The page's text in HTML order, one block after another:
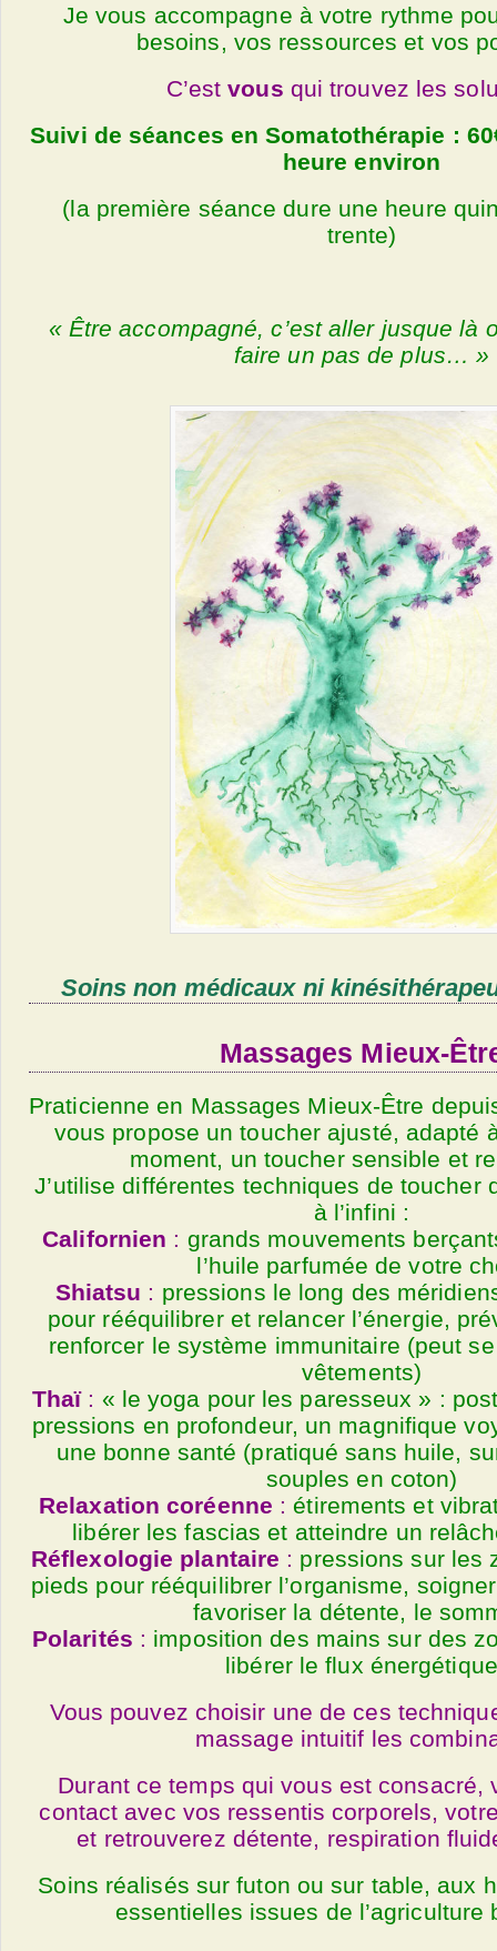
Je vous accompagne à votre rythme
besoins, vos ressources et vos
C’estvous qui trouvez les
Suivi de séances en Somatothérapie :
heure environ
(la première séance dure une heure
trente)
« Être accompagné, c’est aller jusque là
faire un pas de plus… »
Soins non médicaux ni
Massages Mieux-
Praticienne en Massages Mieux-Être
vous propose un toucher ajusté, adapté
moment, un toucher sensible et
J’utilise différentes techniques de toucher
à l’infini :
Californien : grands mouvements
l’huile parfumée de votre
Shiatsu : pressions le long des
pour rééquilibrer et relancer l’énergie,
renforcer le système immunitaire (peut
vêtements)
Thaï: « le yoga pour les paresseux » :
pressions en profondeur, un magnifique
une bonne santé (pratiqué sans huile,
souples en coton)
Relaxation coréenne : étirements et
libérer les fascias et atteindre un
Réflexologie plantaire : pressions sur les
pieds pour rééquilibrer l’organisme,
favoriser la détente, le
Polarités : imposition des mains sur des
libérer le flux énergétique
Vous pouvez choisir une de ces
massage intuitif les
Durant ce temps qui vous est consacré,
contact avec vos ressentis corporels,
et retrouverez détente, respiration
Soins réalisés sur futon ou sur table, aux
essentielles issues de l’agriculture